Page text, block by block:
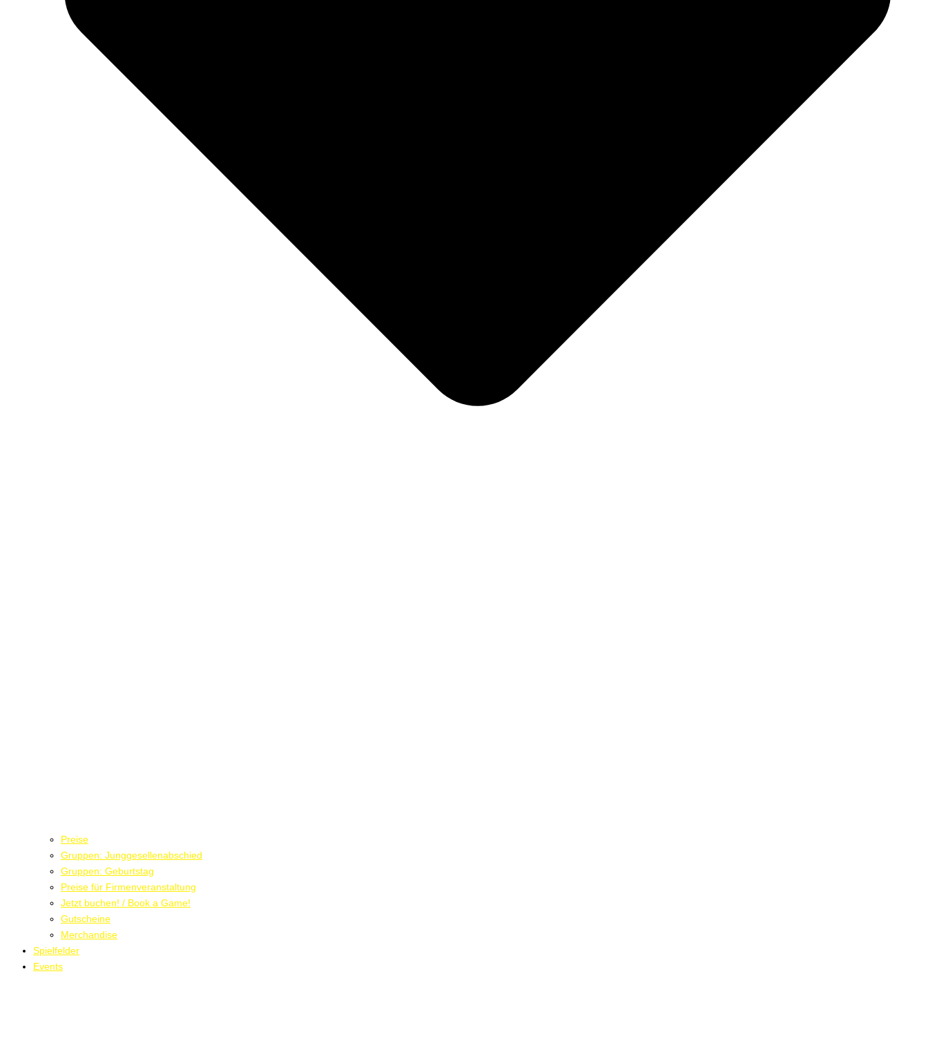
Preise
Gruppen: Junggesellenabschied
Gruppen: Geburtstag
Preise für Firmenveranstaltung
Jetzt buchen! / Book a Game!
Gutscheine
Merchandise
Spielfelder
Events